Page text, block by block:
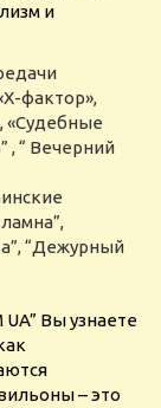
и
фактор»,
«Судебные
, “ Вечерний
“Дежурный
UA” Вы узнаете
– это